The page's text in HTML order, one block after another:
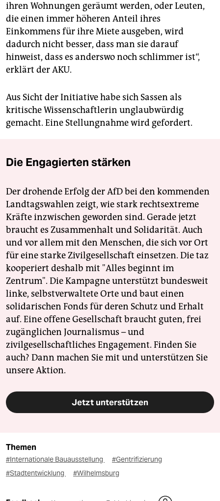
ihren Wohnungen geräumt werden, oder Leuten,
die einen immer höheren Anteil ihres
Einkommens für ihre Miete ausgeben, wird
dadurch nicht besser, dass man sie darauf
hinweist, dass es anderswo noch schlimmer ist“,
erklärt der AKU.
Aus Sicht der Initiative habe sich Sassen als
kritische Wissenschaftlerin unglaubwürdig
gemacht. Eine Stellungnahme wird gefordert.
Die Engagierten stärken
Der drohende Erfolg der AfD bei den kommenden
Landtagswahlen zeigt, wie stark rechtsextreme
Kräfte inzwischen geworden sind. Gerade jetzt
braucht es Zusammenhalt und Solidarität. Auch
und vor allem mit den Menschen, die sich vor Ort
für eine starke Zivilgesellschaft einsetzen. Die taz
kooperiert deshalb mit "Alles beginnt im
Zentrum". Die Kampagne unterstützt bundesweit
linke, selbstverwaltete Orte und baut einen
solidarischen Fonds für deren Schutz und Erhalt
auf. Eine offene Gesellschaft braucht guten, frei
zugänglichen Journalismus – und
zivilgesellschaftliches Engagement. Finden Sie
auch? Dann machen Sie mit und unterstützen Sie
unsere Aktion.
Jetzt unterstützen
Themen
#Internationale Bauausstellung
#Gentrifizierung
#Stadtentwicklung
#Wilhelmsburg